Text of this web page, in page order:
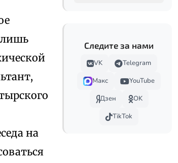
лишь
на
Следите за нами
VK
Telegram
Макс
YouTube
Дзен
OK
TikTok